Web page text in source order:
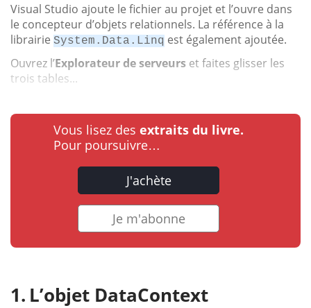
Visual Studio ajoute le fichier au projet et l’ouvre dans
le concepteur d’objets relationnels. La référence à la
librairie System.Data.Linq est également ajoutée.
Ouvrez l’Explorateur de serveurs et faites glisser les
trois tables...
Vous lisez des extraits du livre.
Pour poursuivre…
J'achète
Je m'abonne
L’objet DataContext